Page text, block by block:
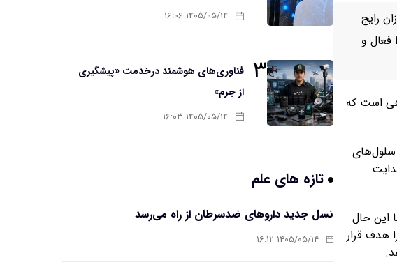
رایج
فعال و
است که
سلول‌های
این حال
هدف قرار
۱۴۰۵/۰۵/۱۴ ۱۶:۰۶
۳ فناوری‌های هوشمند درخدمت «پیشگیری
از جرم»
۱۴۰۵/۰۵/۱۴ ۱۶:۰۳
تازه های علم
نسل جدید داروهای ضدسرطان از راه می‌رسد
۱۴۰۵/۰۵/۱۴ ۱۶:۱۲